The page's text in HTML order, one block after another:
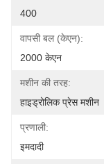
400
वापसी बल (केएन):
2000 केएन
मशीन की तरह:
हाइड्रोलिक प्रेस मशीन
प्रणाली:
इमदादी